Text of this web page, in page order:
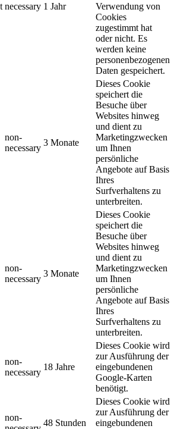
necessary 1 Jahr
Verwendung von
Cookies
zugestimmt hat
oder nicht. Es
werden keine
personenbezogenen
Daten gespeichert.
non-
necessary
3 Monate
Dieses Cookie
speichert die
Besuche über
Websites hinweg
und dient zu
Marketingzwecken
um Ihnen
persönliche
Angebote auf Basis
Ihres
Surfverhaltens zu
unterbreiten.
non-
necessary
3 Monate
Dieses Cookie
speichert die
Besuche über
Websites hinweg
und dient zu
Marketingzwecken
um Ihnen
persönliche
Angebote auf Basis
Ihres
Surfverhaltens zu
unterbreiten.
non-
necessary
18 Jahre
Dieses Cookie wird
zur Ausführung der
eingebundenen
Google-Karten
benötigt.
non-
48 Stunden
Dieses Cookie wird
zur Ausführung der
eingebundenen